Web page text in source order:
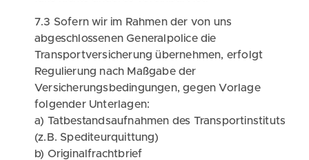
7.3 Sofern wir im Rahmen der von uns
abgeschlossenen Generalpolice die
Transportversicherung übernehmen, erfolgt
Regulierung nach Maßgabe der
Versicherungsbedingungen, gegen Vorlage
folgender Unterlagen:
a) Tatbestandsaufnahmen des Transportinstituts
(z.B. Spediteurquittung)
b) Originalfrachtbrief